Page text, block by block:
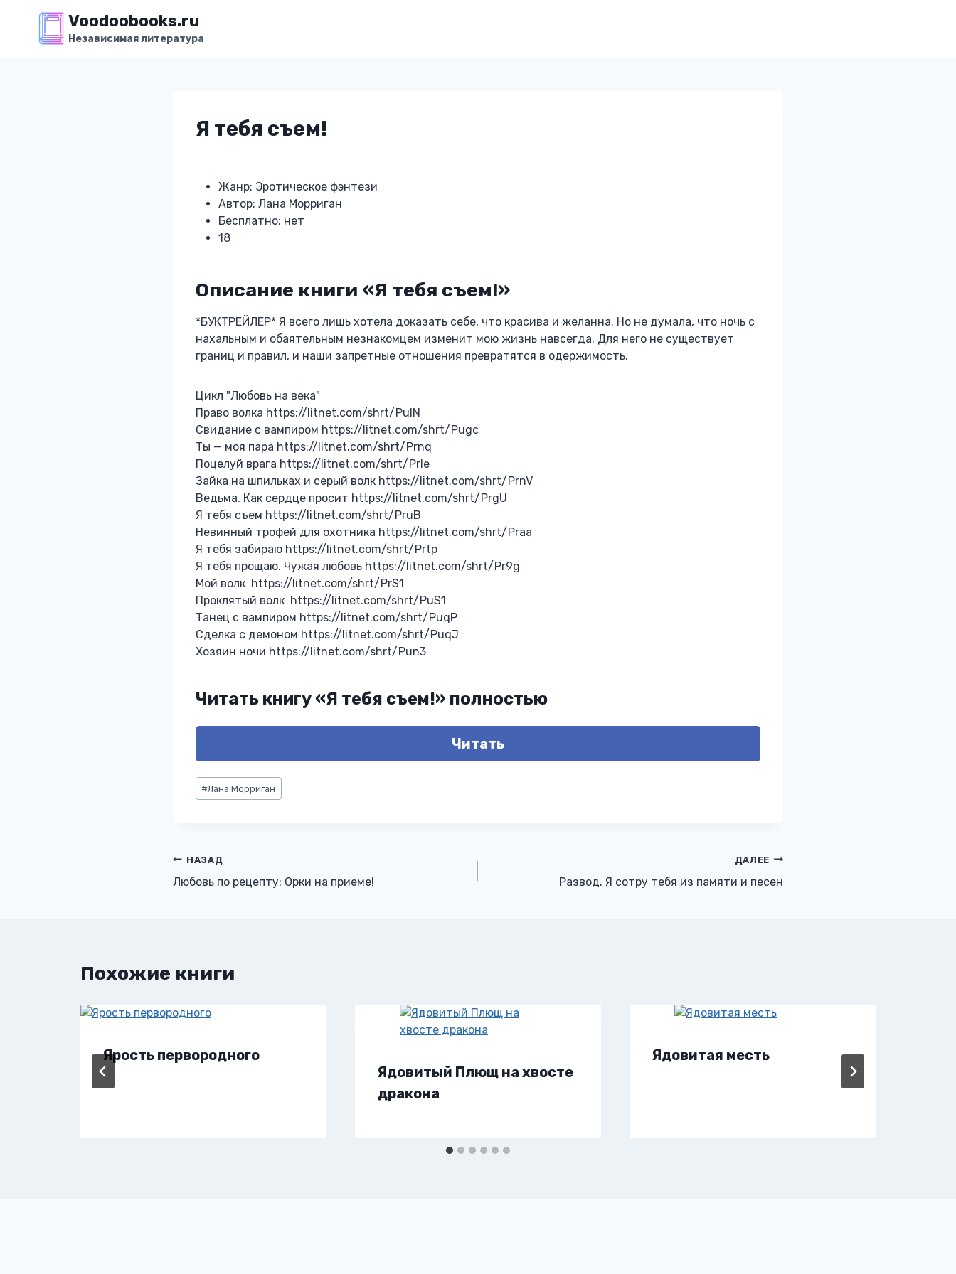
содержимому
Voodoobooks.ru
Независимая литература
Я тебя съем!
Жанр: Эротическое фэнтези
Автор: Лана Морриган
Бесплатно: нет
18
Описание книги «Я тебя съем!»
*БУКТРЕЙЛЕР* Я всего лишь хотела доказать себе, что красива и желанна. Но не думала, что ночь с
нахальным и обаятельным незнакомцем изменит мою жизнь навсегда. Для него не существует
границ и правил, и наши запретные отношения превратятся в одержимость.
Цикл "Любовь на века"
Право волка https://litnet.com/shrt/PulN
Свидание с вампиром https://litnet.com/shrt/Pugc
Ты — моя пара https://litnet.com/shrt/Prnq
Поцелуй врага https://litnet.com/shrt/Prle
Зайка на шпильках и серый волк https://litnet.com/shrt/PrnV
Ведьма. Как сердце просит https://litnet.com/shrt/PrgU
Я тебя съем https://litnet.com/shrt/PruB
Невинный трофей для охотника https://litnet.com/shrt/Praa
Я тебя забираю https://litnet.com/shrt/Prtp
Я тебя прощаю. Чужая любовь https://litnet.com/shrt/Pr9g
Мой волк https://litnet.com/shrt/PrS1
Проклятый волк https://litnet.com/shrt/PuS1
Танец с вампиром https://litnet.com/shrt/PuqP
Сделка с демоном https://litnet.com/shrt/PuqJ
Хозяин ночи https://litnet.com/shrt/Pun3
Читать книгу «Я тебя съем!» полностью
Читать
Метки
записи:
#Лана Морриган
Навигация
по
НАЗАД
Любовь по рецепту: Орки на приеме!
ДАЛЕЕ
Развод. Я сотру тебя из памяти и песен
Похожие книги
Ярость первородного
Ядовитый Плющ на хвосте
дракона
Ядовитая месть